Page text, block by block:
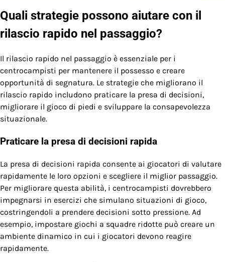
Quali strategie possono aiutare con il
rilascio rapido nel passaggio?
Il rilascio rapido nel passaggio è essenziale per i
centrocampisti per mantenere il possesso e creare
opportunità di segnatura. Le strategie che migliorano il
rilascio rapido includono praticare la presa di decisioni,
migliorare il gioco di piedi e sviluppare la consapevolezza
situazionale.
Praticare la presa di decisioni rapida
La presa di decisioni rapida consente ai giocatori di valutare
rapidamente le loro opzioni e scegliere il miglior passaggio.
Per migliorare questa abilità, i centrocampisti dovrebbero
impegnarsi in esercizi che simulano situazioni di gioco,
costringendoli a prendere decisioni sotto pressione. Ad
esempio, impostare giochi a squadre ridotte può creare un
ambiente dinamico in cui i giocatori devono reagire
rapidamente.